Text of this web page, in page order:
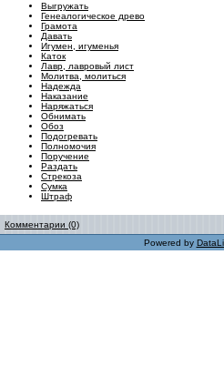
Выгружать
Генеалогическое древо
Грамота
Давать
Игумен, игуменья
Каток
Лавр, лавровый лист
Молитва, молиться
Надежда
Наказание
Наряжаться
Обнимать
Обоз
Подогревать
Полномочия
Поручение
Раздать
Стрекоза
Сумка
Штраф
Комментарии (0)
Powered by